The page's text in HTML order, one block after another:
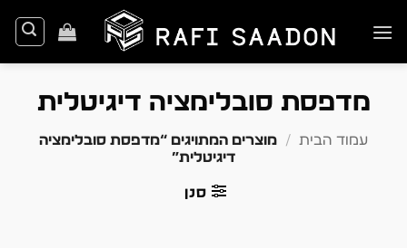
to
מדפסת סובלימציה דיגיטלית
עמוד הבית /
מוצרים המתויגים “מדפסת סובלימציה
דיגיטלית”
סנן